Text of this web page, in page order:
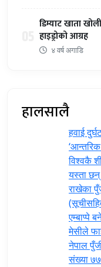
डिम्याट खाता
हाइड्रोको आग्रह
४ वर्ष अगाडि
हालसालै
हवाई
विश्वकै
यस्ता छन्
राखेका
एम्बाप्पे
मेसीले
नेपाल
संख्या ७७